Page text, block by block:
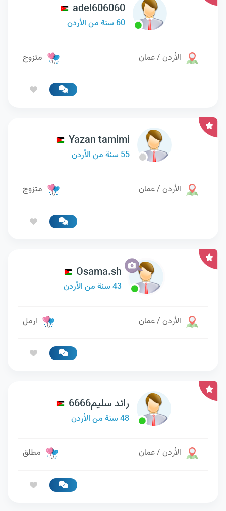
adel606060
60 سنة من الأردن
الأردن / عمان متزوج
Yazan tamimi
55 سنة من الأردن
الأردن / عمان متزوج
Osama.sh
43 سنة من الأردن
الأردن / عمان ارمل
رائد سليم6666
48 سنة من الأردن
الأردن / عمان مطلق